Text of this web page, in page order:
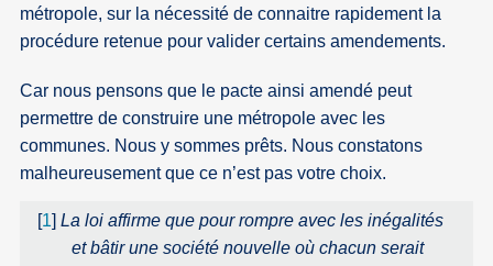
métropole, sur la nécessité de connaitre rapidement la
procédure retenue pour valider certains amendements.
Car nous pensons que le pacte ainsi amendé peut
permettre de construire une métropole avec les
communes. Nous y sommes prêts. Nous constatons
malheureusement que ce n’est pas votre choix.
[1]La loi affirme que pour rompre avec les inégalités
et bâtir une société nouvelle où chacun serait